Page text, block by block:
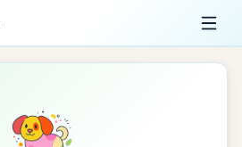
Siti da Visitare